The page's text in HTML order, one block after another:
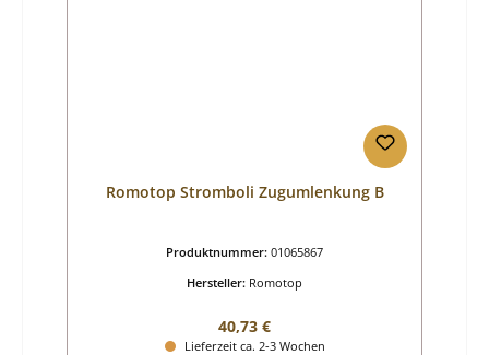
Romotop Stromboli Zugumlenkung B
Produktnummer: 01065867
Hersteller: Romotop
Regulärer Preis:
40,73 €
Lieferzeit ca. 2-3 Wochen